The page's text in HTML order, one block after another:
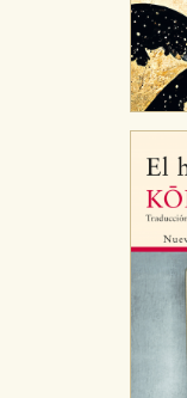
web funcione
nuestro
navegador,
áreas de
de
nuestro sitio
servicios
vez que nos
tanto, es
Cookies de
Estas cookies
relevante
almacenan
que se basan
navegador y